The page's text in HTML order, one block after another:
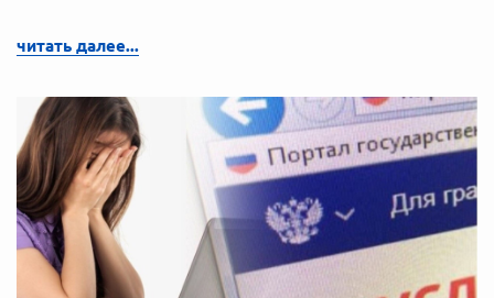
читать далее...